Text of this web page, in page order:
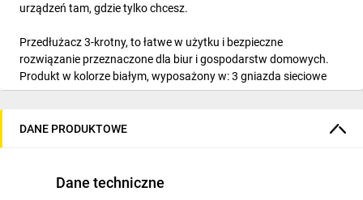
urządzeń tam, gdzie tylko chcesz.
Przedłużacz 3-krotny, to łatwe w użytku i bezpieczne
rozwiązanie przeznaczone dla biur i gospodarstw domowych.
Produkt w kolorze białym, wyposażony w: 3 gniazda sieciowe
2P+Z typu francuskiego, przewód H05VV-F 3x1,5 mm2, o
przesłony torów prądowych, podświetlany włącznik dwutorowy,
DANE PRODUKTOWE
Dane techniczne